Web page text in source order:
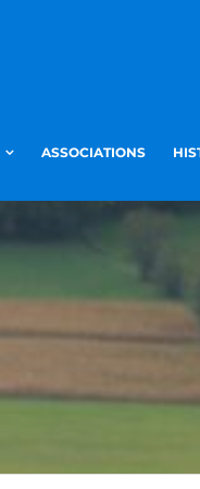
ASSOCIATIONS